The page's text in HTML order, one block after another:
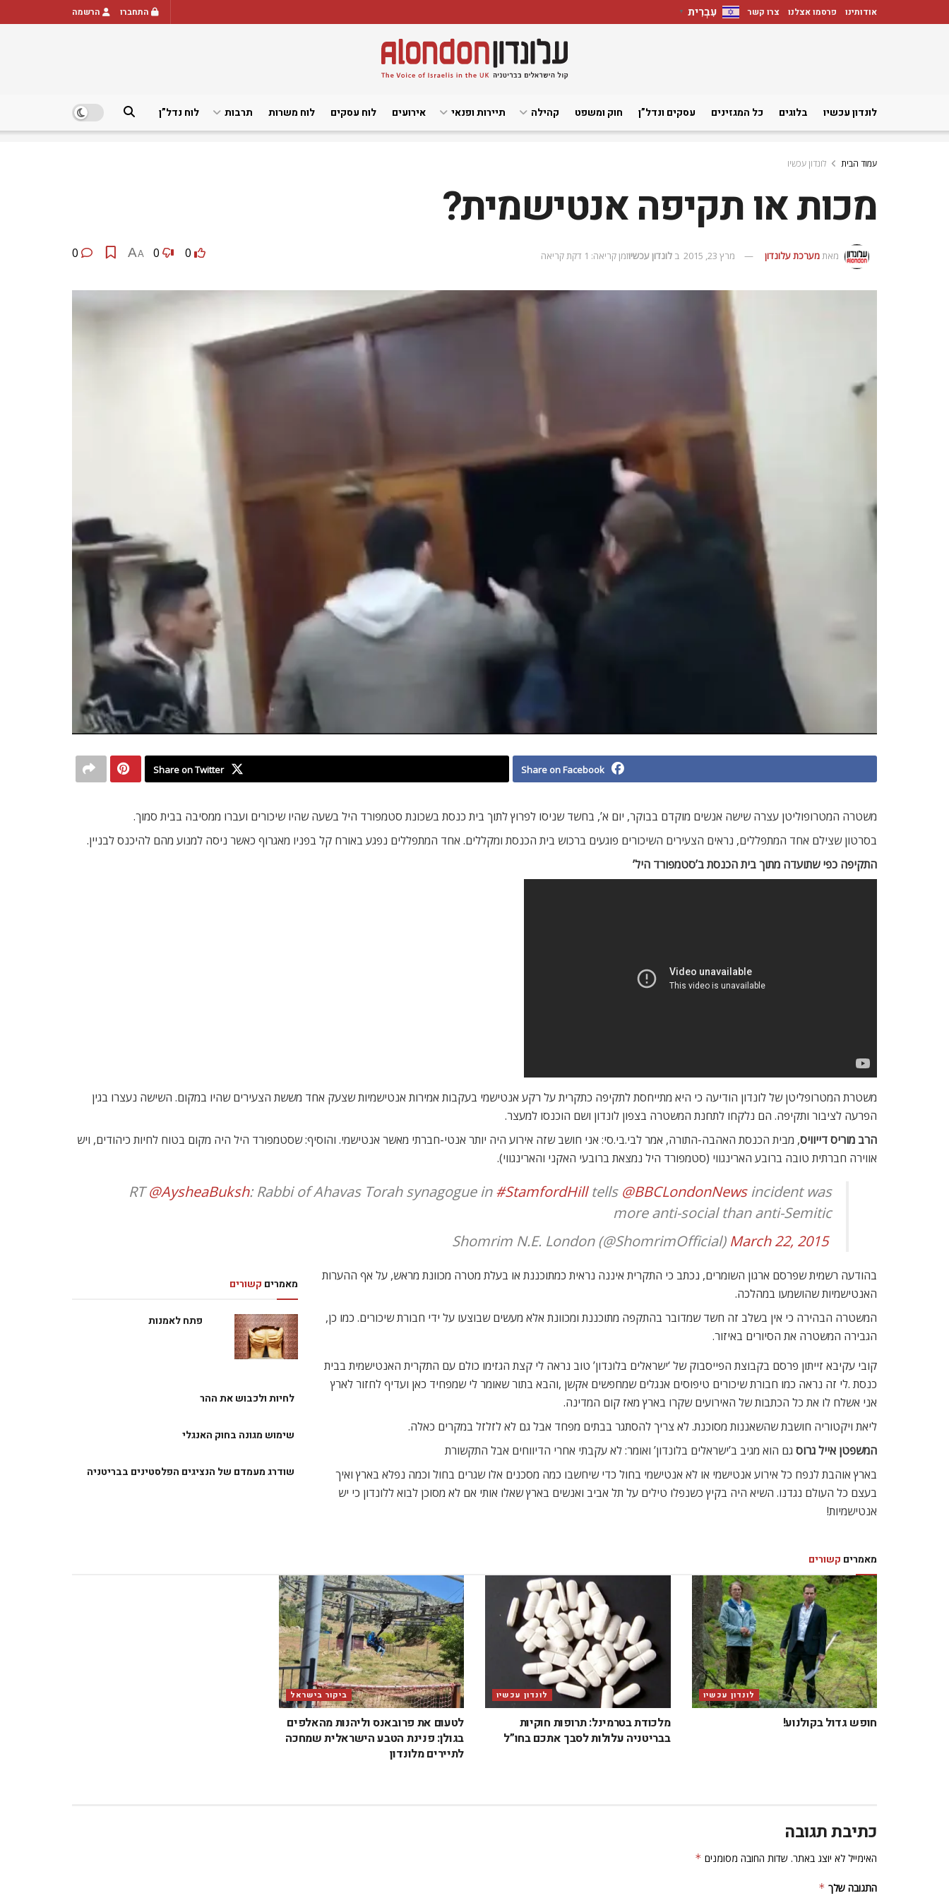
אודותינו פרסמו אצלנו צרו קשר עִבְרִית ▼ התחברו הרשמה
לונדון עכשיו בלוגים כל המגזינים עסקים ונדל”ן חוק ומשפט קהילה תיירות ופנאי אירועים לוח עסקים לוח משרות תרבות לוח נדל”ן
עמוד הבית לונדון עכשיו
מכות או תקיפה אנטישמית?
מאתמערכת עלונדון מרץ 23, 2015 ב לונדון עכשיוזמן קריאה: 1 דקת קריאה 0
0
A
A
Share on Facebook
Share on Twitter
משטרה המטרופוליטן עצרה שישה אנשים מוקדם בבוקר, יום א’, בחשד שניסו לפרוץ לתוך בית כנסת בשכונת סטמפורד היל בשעה שהיו שיכורים ועברו ממסיבה בבית סמוך.
בסרטון שצילם אחד המתפללים, נראים הצעירים השיכורים פוגעים ברכוש בית הכנסת ומקללים. אחד המתפללים נפגע באורח קל בפניו מאגרוף כאשר ניסה למנוע מהם להיכנס לבניין.
התקיפה כפי שתועדה מתוך בית הכנסת ב’סטמפורד היל’
משטרת המטרופליטן של לונדון הודיעה כי היא מתייחסת לתקיפה כתקרית על רקע אנטישמי בעקבות אמירות אנטישמיות שצעק אחד מששת הצעירים שהיו במקום. השישה נעצרו בגין
הפרעה לציבור ותקיפה. הם נלקחו לתחנת המשטרה בצפון לונדון ושם הוכנסו למעצר.
הרב מוריס דייוויס, מבית הכנסת האהבה-התורה, אמר לבי.בי.סי: אני חושב שזה אירוע היה יותר אנטי-חברתי מאשר אנטישמי. והוסיף: שסטמפורד היל היה מקום בטוח לחיות כיהודים, ויש
אווירה חברתית טובה ברובע הארינגווי (סטמפורד היל נמצאת ברובעי האקני והארינגווי).
RT@AysheaBuksh: Rabbi of Ahavas Torah synagogue in#StamfordHilltells @BBCLondonNewsincident was
more anti-social than anti-Semitic
 Shomrim N.E. London (@ShomrimOfficial)
March 22, 2015
מאמרים קשורים
פתח לאמנות
לחיות ולכבוש את ההר
שימוש מגונה בחוק האנגלי
שודרג מעמדם של הנציגים הפלסטינים בבריטניה
בהודעה רשמית שפרסם ארגון השומרים, נכתב כי התקרית איננה נראית כמתוכננת או בעלת מטרה מכוונת מראש, על אף ההערות
האנטישמיות שהושמעו במהלכה.
המשטרה הבהירה כי אין בשלב זה חשד שמדובר בהתקפה מתוכננת ומכוונת אלא מעשים שבוצעו על ידי חבורת שיכורים. כמו כן,
הגבירה המשטרה את הסיורים באיזור.
קובי עקיבא זייתון פרסם בקבוצת הפייסבוק של ‘ישראלים בלונדון’ טוב נראה לי קצת הגזימו כולם עם התקרית האנטישמית בבית
כנסת .לי זה נראה כמו חבורת שיכורים טיפוסים אנגלים שמחפשים אקשן ,והבא בתור שאומר לי שמפחיד כאן ועדיף לחזור לארץ
אני אשלח לו את כל הכתבות של האירועים שקרו בארץ מאז קום המדינה.
ליאת ויקטוריה חושבת שהשאננות מסוכנת. לא צריך להסתגר בבתים מפחד אבל גם לא לזלזל במקרים כאלה.
המשפטן אייל גרוס גם הוא מגיב ב’ישראלים בלונדון’ ואומר: לא עקבתי אחרי הדיווחים אבל התקשורת
בארץ אוהבת לנפח כל אירוע אנטישמי או לא אנטישמי בחול כדי שיחשבו כמה מסכנים אלו שגרים בחול וכמה נפלא בארץ ואיך
בעצם כל העולם נגדנו. השיא היה בקיץ כשנפלו טילים על תל אביב ואנשים בארץ שאלו אותי אם לא מסוכן לבוא ללונדון כי יש
אנטישמיות!
מאמרים קשורים
לונדון עכשיו
חופש גדול בקולנוע!
לונדון עכשיו
מלכודת בטרמינל: תרופות חוקיות
בבריטניה עלולות לסבך אתכם בחו”ל
ביקור בישראל
לטעום את פרובאנס וליהנות מהאלפים
בגולן: פנינת הטבע הישראלית שמחכה
לתיירים מלונדון
כתיבת תגובה
האימייל לא יוצג באתר. שדות החובה מסומנים *
התגובה שלך *